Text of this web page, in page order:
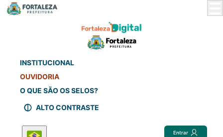
INSTITUCIONAL
OUVIDORIA
O QUE SÃO OS SELOS?
ALTO CONTRASTE
Entrar